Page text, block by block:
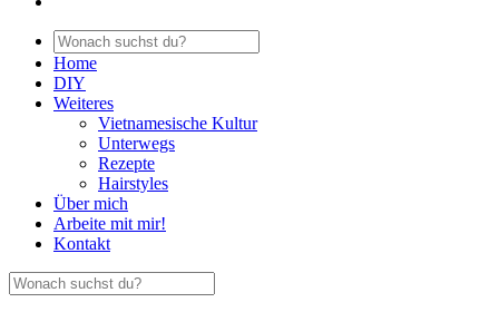
Home
DIY
Weiteres
Vietnamesische Kultur
Unterwegs
Rezepte
Hairstyles
Über mich
Arbeite mit mir!
Kontakt